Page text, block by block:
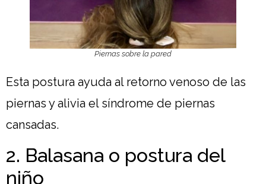
Piernas sobre la pared
Esta postura ayuda al retorno venoso de las
piernas y alivia el síndrome de piernas
cansadas.
2. Balasana o postura del
niño